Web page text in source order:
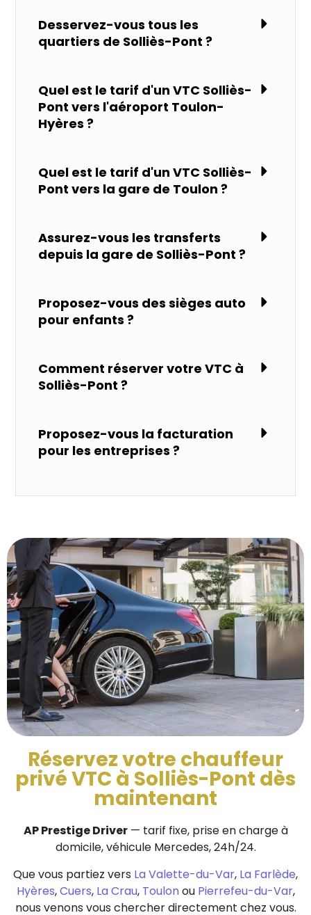
Desservez-vous tous les
quartiers de Solliès-Pont ?
Quel est le tarif d'un VTC Solliès-
Pont vers l'aéroport Toulon-
Hyères ?
Quel est le tarif d'un VTC Solliès-
Pont vers la gare de Toulon ?
Assurez-vous les transferts
depuis la gare de Solliès-Pont ?
Proposez-vous des sièges auto
pour enfants ?
Comment réserver votre VTC à
Solliès-Pont ?
Proposez-vous la facturation
pour les entreprises ?
Réservez votre chauffeur
privé VTC à Solliès-Pont dès
maintenant
AP Prestige Driver— tarif fixe, prise en charge à
domicile, véhicule Mercedes, 24h/24.
Que vous partiez vers La Valette-du-Var, La Farlède,
Hyères,Cuers, La Crau, Toulon ou Pierrefeu-du-Var,
nous venons vous chercher directement chez vous.